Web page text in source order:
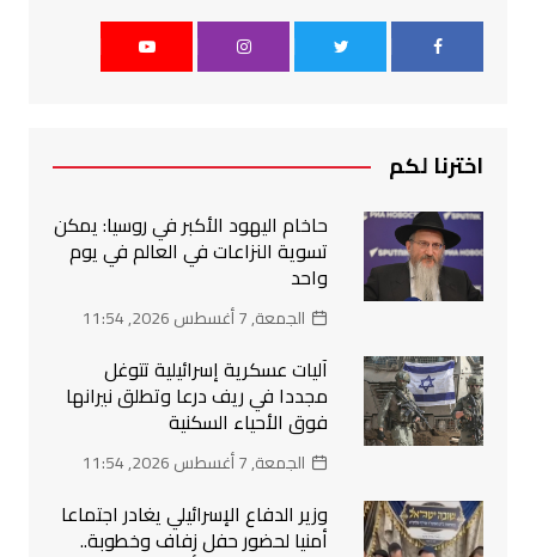
اخترنا لكم
حاخام اليهود الأكبر في روسيا: يمكن
تسوية النزاعات في العالم في يوم
واحد
الجمعة, 7 أغسطس 2026, 11:54
آليات عسكرية إسرائيلية تتوغل
مجددا في ريف درعا وتطلق نيرانها
فوق الأحياء السكنية
الجمعة, 7 أغسطس 2026, 11:54
وزير الدفاع الإسرائيلي يغادر اجتماعا
أمنيا لحضور حفل زفاف وخطوبة..